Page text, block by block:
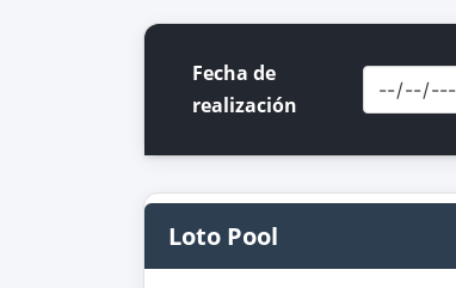
Fecha de
realización
Loto Pool